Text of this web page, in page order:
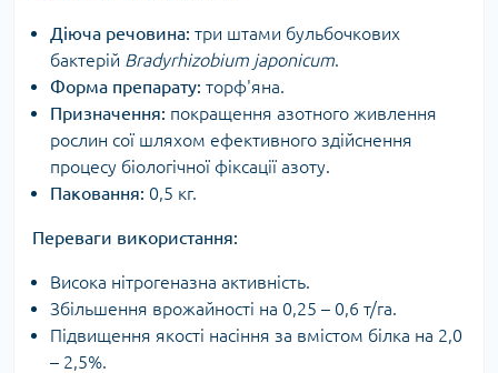
Діюча речовина: три штами бульбочкових
бактерій Bradyrhizobium japonicum.
Форма препарату: торф'яна.
Призначення: покращення азотного живлення
рослин сої шляхом ефективного здійснення
процесу біологічної фіксації азоту.
Паковання: 0,5 кг.
Переваги використання:
Висока нітрогеназна активність.
Збільшення врожайності на 0,25 – 0,6 т/га.
Підвищення якості насіння за вмістом білка на 2,0
– 2,5%.